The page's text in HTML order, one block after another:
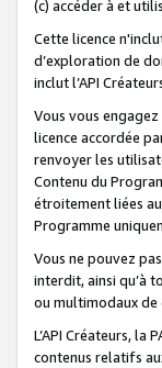
(c) accéder à et
Cette licence
d’exploration de
inclut l’API
Vous vous
licence accordée
renvoyer les
Contenu du
étroitement liées
Programme
Vous ne pouvez
interdit, ainsi qu’à
ou multimodaux de
L’API Créateurs, la
contenus relatifs